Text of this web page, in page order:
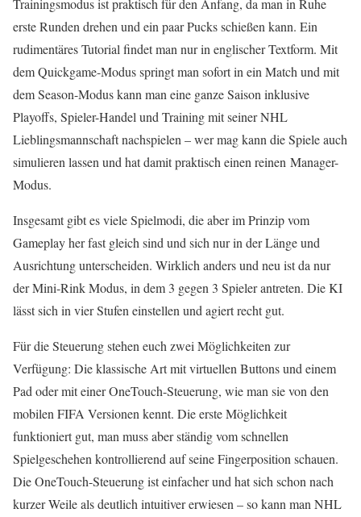
Trainingsmodus ist praktisch für den Anfang, da man in Ruhe
erste Runden drehen und ein paar Pucks schießen kann. Ein
rudimentäres Tutorial findet man nur in englischer Textform. Mit
dem Quickgame-Modus springt man sofort in ein Match und mit
dem Season-Modus kann man eine ganze Saison inklusive
Playoffs, Spieler-Handel und Training mit seiner NHL
Lieblingsmannschaft nachspielen – wer mag kann die Spiele auch
simulieren lassen und hat damit praktisch einen reinen Manager-
Modus.
Insgesamt gibt es viele Spielmodi, die aber im Prinzip vom
Gameplay her fast gleich sind und sich nur in der Länge und
Ausrichtung unterscheiden. Wirklich anders und neu ist da nur
der Mini-Rink Modus, in dem 3 gegen 3 Spieler antreten. Die KI
lässt sich in vier Stufen einstellen und agiert recht gut.
Für die Steuerung stehen euch zwei Möglichkeiten zur
Verfügung: Die klassische Art mit virtuellen Buttons und einem
Pad oder mit einer OneTouch-Steuerung, wie man sie von den
mobilen FIFA Versionen kennt. Die erste Möglichkeit
funktioniert gut, man muss aber ständig vom schnellen
Spielgeschehen kontrollierend auf seine Fingerposition schauen.
Die OneTouch-Steuerung ist einfacher und hat sich schon nach
kurzer Weile als deutlich intuitiver erwiesen – so kann man NHL